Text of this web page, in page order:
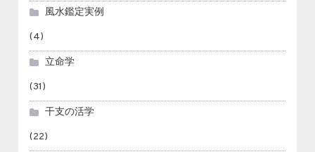
風水鑑定実例
(4)
立命学
(31)
干支の活学
(22)